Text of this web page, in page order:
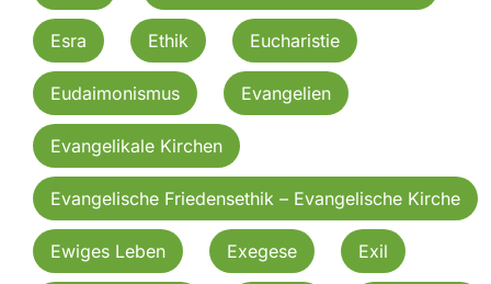
Esra Ethik Eucharistie
Eudaimonismus Evangelien
Evangelikale Kirchen
Evangelische Friedensethik – Evangelische Kirche
Ewiges Leben Exegese Exil